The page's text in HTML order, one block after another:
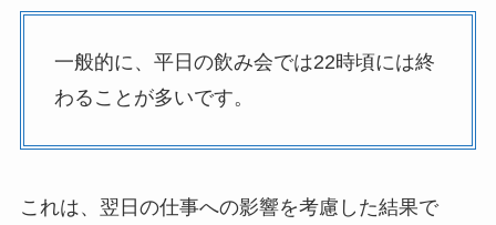
一般的に、平日の飲み会では22時頃には終
わることが多いです。
これは、翌日の仕事への影響を考慮した結果で